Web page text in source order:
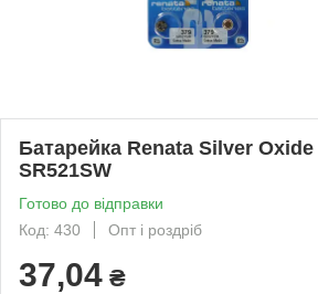
Батарейка Renata Silver Oxide
SR521SW
Готово до відправки
Код: 430
Опт і роздріб
37,04 ₴